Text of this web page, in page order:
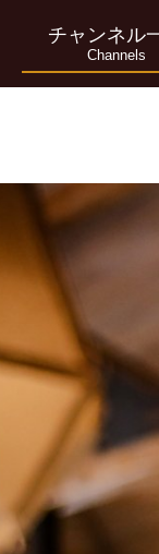
チャンネル
Channels